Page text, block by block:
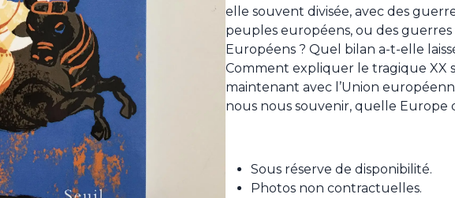
elle souvent divisée, avec des
peuples européens, ou des
Européens ? Quel bilan a-t-elle
Comment expliquer le tragique XX
maintenant avec l’Union
nous nous souvenir, quelle Europe
Sous réserve de disponibilité.
Photos non contractuelles.